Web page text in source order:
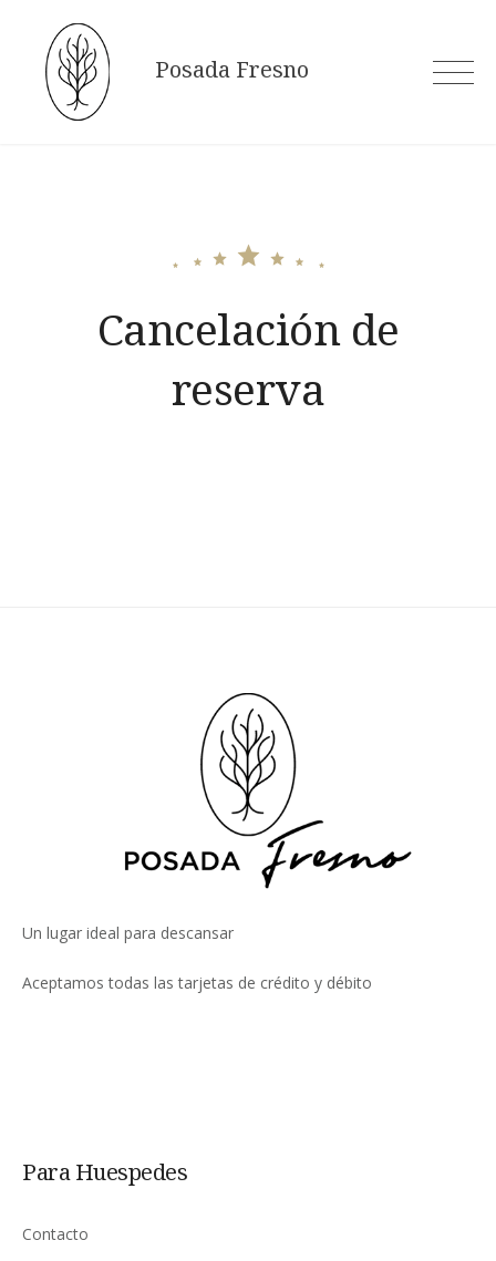
content
Posada Fresno
Cancelación de
reserva
Un lugar ideal para descansar
Aceptamos todas las tarjetas de crédito y débito
Para Huespedes
Contacto